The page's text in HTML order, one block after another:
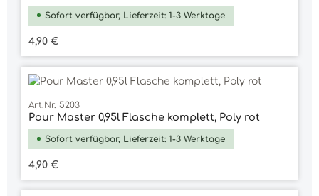
Sofort verfügbar, Lieferzeit: 1-3 Werktage
Regulärer Preis:
4,90 €
Art.Nr. 5203
Pour Master 0,95l Flasche komplett, Poly rot
Sofort verfügbar, Lieferzeit: 1-3 Werktage
Regulärer Preis:
4,90 €